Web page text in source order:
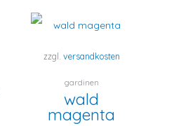
zzgl. versandkosten
gardinen
wald
magenta